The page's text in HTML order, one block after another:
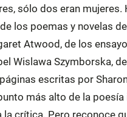
sólo dos eran mujeres.
los poemas y novelas
Atwood, de los
Wislawa Szymborska,
escritas por
más alto de la
la crítica. Pero reconoce